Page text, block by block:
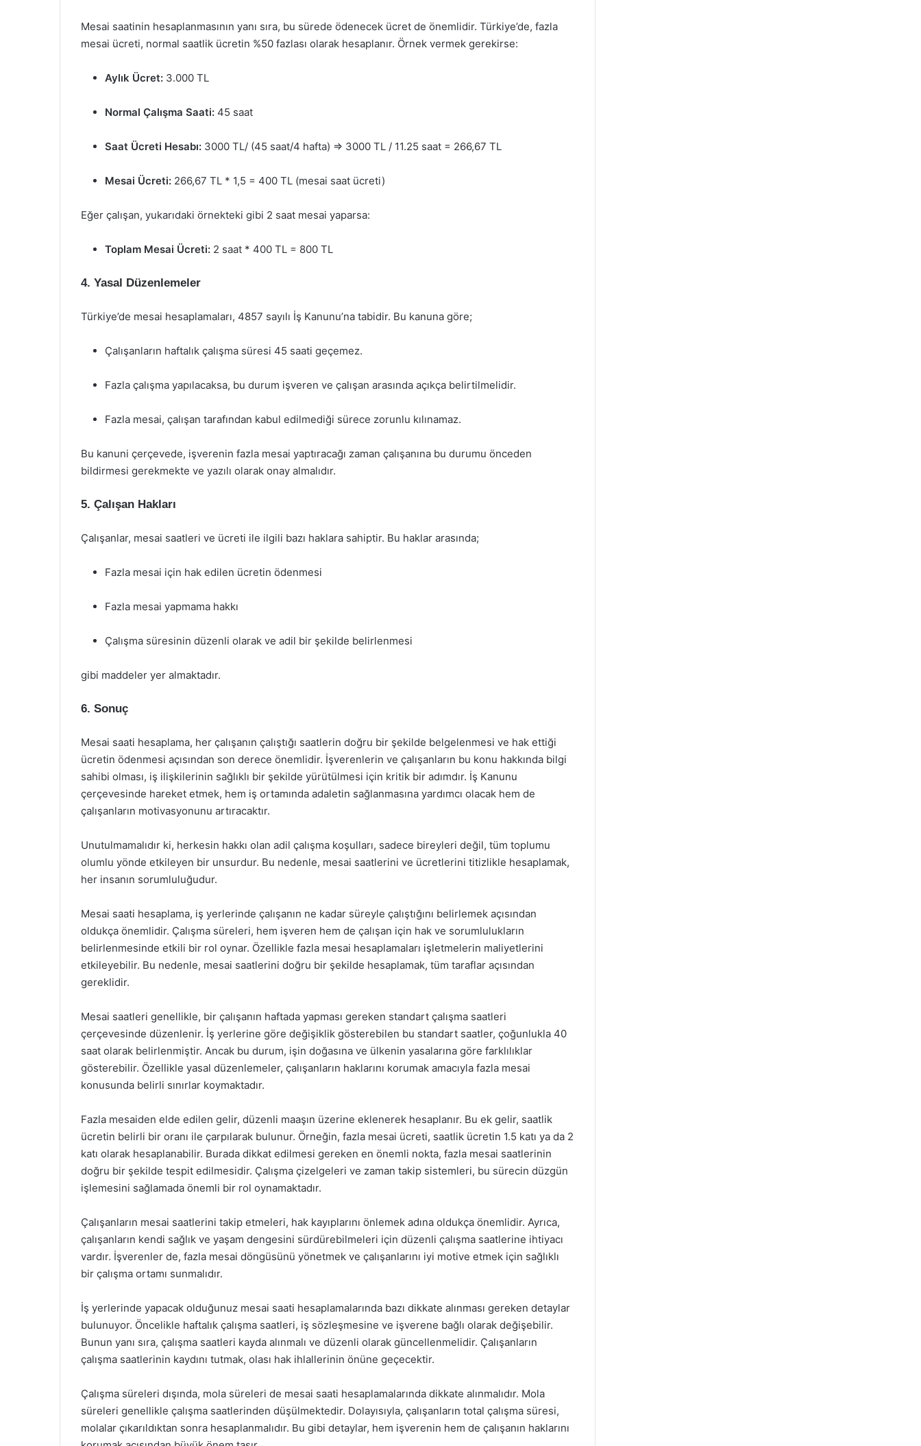
Mesai saatinin hesaplanmasının yanı sıra, bu sürede ödenecek ücret de önemlidir. Türkiye’de, fazla
mesai ücreti, normal saatlik ücretin %50 fazlası olarak hesaplanır. Örnek vermek gerekirse:
Aylık Ücret: 3.000 TL
Normal Çalışma Saati: 45 saat
Saat Ücreti Hesabı: 3000 TL/ (45 saat/4 hafta) => 3000 TL / 11.25 saat = 266,67 TL
Mesai Ücreti: 266,67 TL * 1,5 = 400 TL (mesai saat ücreti)
Eğer çalışan, yukarıdaki örnekteki gibi 2 saat mesai yaparsa:
Toplam Mesai Ücreti: 2 saat * 400 TL = 800 TL
4. Yasal Düzenlemeler
Türkiye’de mesai hesaplamaları, 4857 sayılı İş Kanunu’na tabidir. Bu kanuna göre;
Çalışanların haftalık çalışma süresi 45 saati geçemez.
Fazla çalışma yapılacaksa, bu durum işveren ve çalışan arasında açıkça belirtilmelidir.
Fazla mesai, çalışan tarafından kabul edilmediği sürece zorunlu kılınamaz.
Bu kanuni çerçevede, işverenin fazla mesai yaptıracağı zaman çalışanına bu durumu önceden
bildirmesi gerekmekte ve yazılı olarak onay almalıdır.
5. Çalışan Hakları
Çalışanlar, mesai saatleri ve ücreti ile ilgili bazı haklara sahiptir. Bu haklar arasında;
Fazla mesai için hak edilen ücretin ödenmesi
Fazla mesai yapmama hakkı
Çalışma süresinin düzenli olarak ve adil bir şekilde belirlenmesi
gibi maddeler yer almaktadır.
6. Sonuç
Mesai saati hesaplama, her çalışanın çalıştığı saatlerin doğru bir şekilde belgelenmesi ve hak ettiği
ücretin ödenmesi açısından son derece önemlidir. İşverenlerin ve çalışanların bu konu hakkında bilgi
sahibi olması, iş ilişkilerinin sağlıklı bir şekilde yürütülmesi için kritik bir adımdır. İş Kanunu
çerçevesinde hareket etmek, hem iş ortamında adaletin sağlanmasına yardımcı olacak hem de
çalışanların motivasyonunu artıracaktır.
Unutulmamalıdır ki, herkesin hakkı olan adil çalışma koşulları, sadece bireyleri değil, tüm toplumu
olumlu yönde etkileyen bir unsurdur. Bu nedenle, mesai saatlerini ve ücretlerini titizlikle hesaplamak,
her insanın sorumluluğudur.
Mesai saati hesaplama, iş yerlerinde çalışanın ne kadar süreyle çalıştığını belirlemek açısından
oldukça önemlidir. Çalışma süreleri, hem işveren hem de çalışan için hak ve sorumlulukların
belirlenmesinde etkili bir rol oynar. Özellikle fazla mesai hesaplamaları işletmelerin maliyetlerini
etkileyebilir. Bu nedenle, mesai saatlerini doğru bir şekilde hesaplamak, tüm taraflar açısından
gereklidir.
Mesai saatleri genellikle, bir çalışanın haftada yapması gereken standart çalışma saatleri
çerçevesinde düzenlenir. İş yerlerine göre değişiklik gösterebilen bu standart saatler, çoğunlukla 40
saat olarak belirlenmiştir. Ancak bu durum, işin doğasına ve ülkenin yasalarına göre farklılıklar
gösterebilir. Özellikle yasal düzenlemeler, çalışanların haklarını korumak amacıyla fazla mesai
konusunda belirli sınırlar koymaktadır.
Fazla mesaiden elde edilen gelir, düzenli maaşın üzerine eklenerek hesaplanır. Bu ek gelir, saatlik
ücretin belirli bir oranı ile çarpılarak bulunur. Örneğin, fazla mesai ücreti, saatlik ücretin 1.5 katı ya da 2
katı olarak hesaplanabilir. Burada dikkat edilmesi gereken en önemli nokta, fazla mesai saatlerinin
doğru bir şekilde tespit edilmesidir. Çalışma çizelgeleri ve zaman takip sistemleri, bu sürecin düzgün
işlemesini sağlamada önemli bir rol oynamaktadır.
Çalışanların mesai saatlerini takip etmeleri, hak kayıplarını önlemek adına oldukça önemlidir. Ayrıca,
çalışanların kendi sağlık ve yaşam dengesini sürdürebilmeleri için düzenli çalışma saatlerine ihtiyacı
vardır. İşverenler de, fazla mesai döngüsünü yönetmek ve çalışanlarını iyi motive etmek için sağlıklı
bir çalışma ortamı sunmalıdır.
İş yerlerinde yapacak olduğunuz mesai saati hesaplamalarında bazı dikkate alınması gereken detaylar
bulunuyor. Öncelikle haftalık çalışma saatleri, iş sözleşmesine ve işverene bağlı olarak değişebilir.
Bunun yanı sıra, çalışma saatleri kayda alınmalı ve düzenli olarak güncellenmelidir. Çalışanların
çalışma saatlerinin kaydını tutmak, olası hak ihlallerinin önüne geçecektir.
Çalışma süreleri dışında, mola süreleri de mesai saati hesaplamalarında dikkate alınmalıdır. Mola
süreleri genellikle çalışma saatlerinden düşülmektedir. Dolayısıyla, çalışanların total çalışma süresi,
molalar çıkarıldıktan sonra hesaplanmalıdır. Bu gibi detaylar, hem işverenin hem de çalışanın haklarını